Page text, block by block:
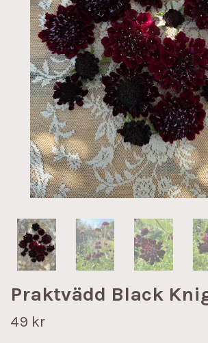
Praktvädd Black
49 kr